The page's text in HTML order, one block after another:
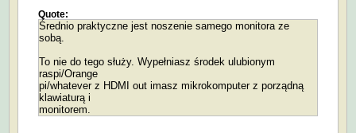
Quote:
Średnio praktyczne jest noszenie samego monitora ze
sobą.
To nie do tego służy. Wypełniasz środek ulubionym
raspi/Orange
pi/whatever z HDMI out imasz mikrokomputer z porządną
klawiaturą i
monitorem.